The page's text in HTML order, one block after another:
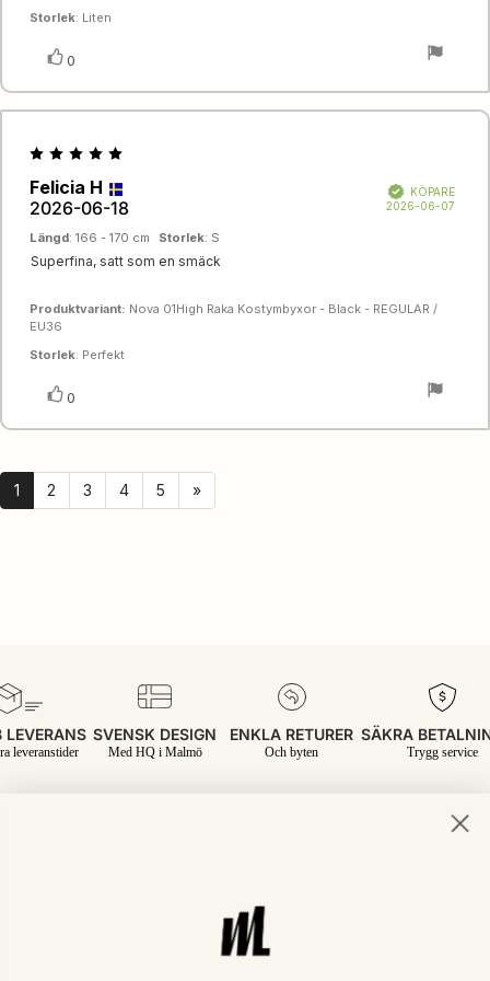
Storlek: Liten
Rösta
0
Recensionsförfattare:
Felicia H
2026-06-18
5
Längd: 166 - 170 cm Storlek: S
Bekräftad
KÖPARE
2026-06-07
Recensionstext:
Superfina, satt som en smäck
Produktvariant: Nova 01High Raka Kostymbyxor - Black - REGULAR /
EU36
Storlek: Perfekt
Rösta
0
1 2 3 4 5 »
LEVERANS
leveranstider
SVENSK DESIGN
Med HQ i Malmö
ENKLA RETURER
Och byten
SÄKRA
Trygg service